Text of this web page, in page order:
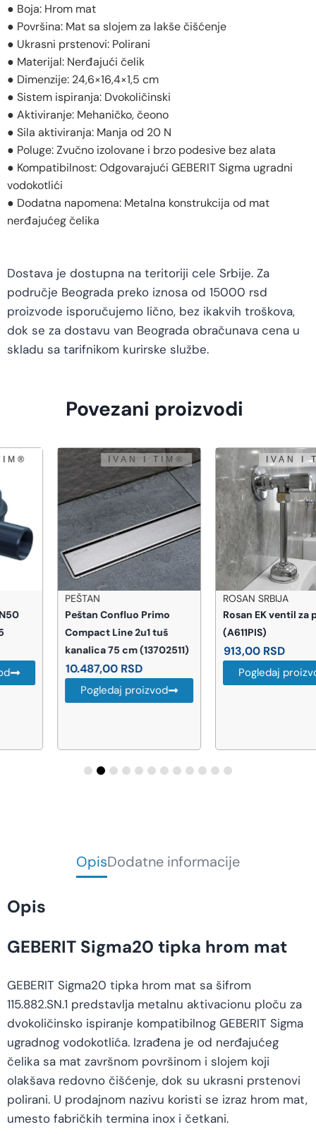
● Boja: Hrom mat
● Površina: Mat sa slojem za lakše čišćenje
● Ukrasni prstenovi: Polirani
● Materijal: Nerđajući čelik
● Dimenzije: 24,6×16,4×1,5 cm
● Sistem ispiranja: Dvokoličinski
● Aktiviranje: Mehaničko, čeono
● Sila aktiviranja: Manja od 20 N
● Poluge: Zvučno izolovane i brzo podesive bez alata
● Kompatibilnost: Odgovarajući GEBERIT Sigma ugradni
vodokotlići
● Dodatna napomena: Metalna konstrukcija od mat
nerđajućeg čelika
Dostava je dostupna na teritoriji cele Srbije. Za
područje Beograda preko iznosa od 15000 rsd
proizvode isporučujemo lično, bez ikakvih troškova,
dok se za dostavu van Beograda obračunava cena u
skladu sa tarifnikom kurirske službe.
Povezani proizvodi
Peštan Confluo Primo
Compact Line 2u1 tuš
kanalica 75 cm (13702511)
10.487,00RSD
Pogledaj proizvod
ROSAN SRBIJA
Rosan EK ventil za pisoar
913,00 RSD
Pogledaj proizvod
OpisDodatne informacije
Opis
GEBERIT Sigma20 tipka hrom mat
GEBERIT Sigma20 tipka hrom mat sa šifrom
115.882.SN.1 predstavlja metalnu aktivacionu ploču za
dvokoličinsko ispiranje kompatibilnog GEBERIT Sigma
ugradnog vodokotlića. Izrađena je od nerđajućeg
čelika sa mat završnom površinom i slojem koji
olakšava redovno čišćenje, dok su ukrasni prstenovi
polirani. U prodajnom nazivu koristi se izraz hrom mat,
umesto fabričkih termina inox i četkani.